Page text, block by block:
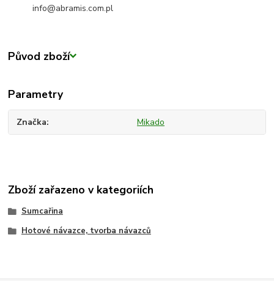
info@abramis.com.pl
Původ zboží
Parametry
Značka Mikado
Zboží zařazeno v kategoriích
Sumcařina
Hotové návazce, tvorba návazců